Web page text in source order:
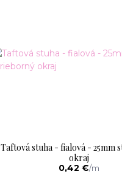
Taftová stuha - fialová - 25mm
okraj
0,42 €/m